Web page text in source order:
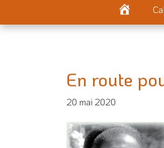
En route
20 mai 2020